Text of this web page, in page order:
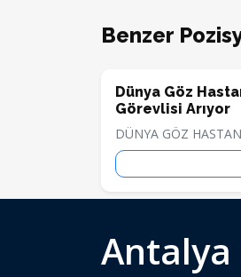
Benzer
Dünya Göz
Görevlisi Arıyor
DÜNYA GÖZ
Antalya